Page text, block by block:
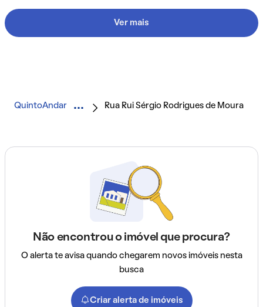
Ver mais
QuintoAndar Rua Rui Sérgio Rodrigues de Moura
Não encontrou o imóvel que procura?
O alerta te avisa quando chegarem novos imóveis nesta
busca
Criar alerta de imóveis